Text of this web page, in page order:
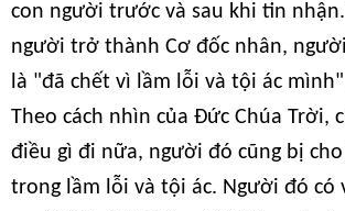
con người trước và sau khi tin
người trở thành Cơ đốc nhân,
là "đã chết vì lầm lỗi và tội ác mình"
Theo cách nhìn của Đức Chúa Trời,
điều gì đi nữa, người đó cũng bị
trong lầm lỗi và tội ác. Người đó có